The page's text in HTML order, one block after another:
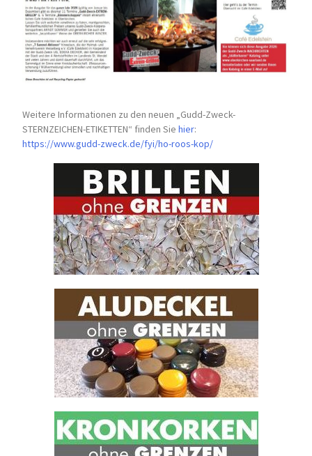
Weitere Informationen zu den neuen „Gudd-Zweck-
STERNZEICHEN-ETIKETTEN“ finden Siehier:
https://www.gudd-zweck.de/fyi/ho-roos-kop/